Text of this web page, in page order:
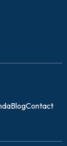
BlogContact